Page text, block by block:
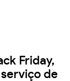
Friday,
de